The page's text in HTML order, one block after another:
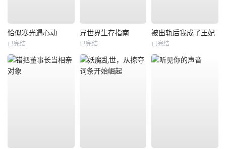
恰似寒光遇心动
已完结
异世界生存指南
已完结
被出轨后我成了王妃
已完结